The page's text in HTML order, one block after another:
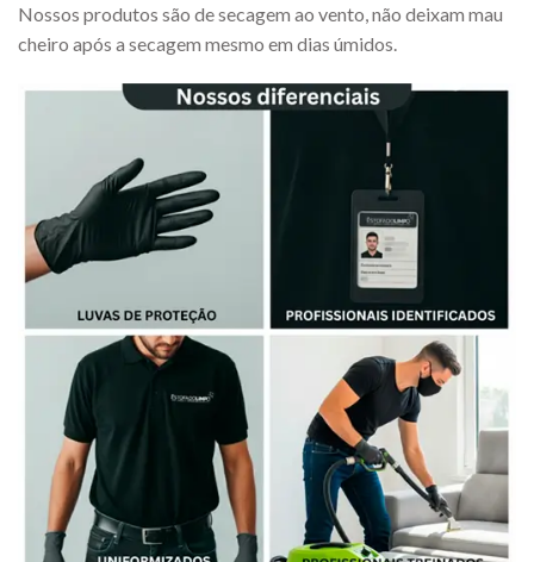
Nossos produtos são de secagem ao vento, não deixam mau
cheiro após a secagem mesmo em dias úmidos.